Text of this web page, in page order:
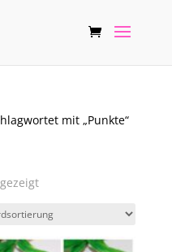
mit „Punkte“